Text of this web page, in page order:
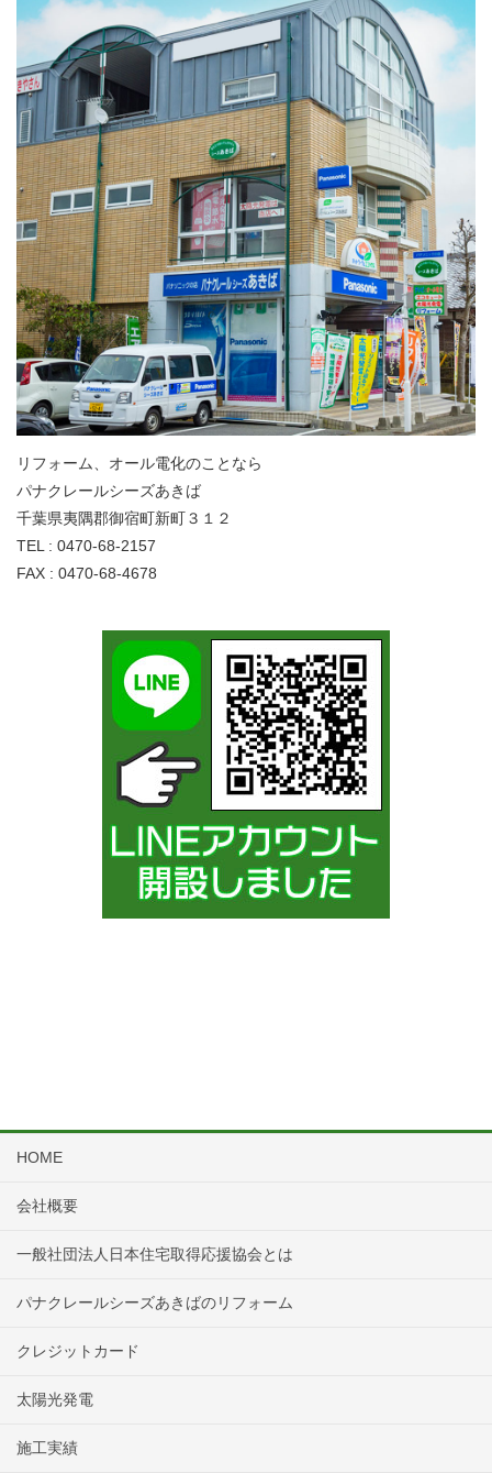
リフォーム、オール電化のことなら
パナクレールシーズあきば
千葉県夷隅郡御宿町新町３１２
TEL : 0470-68-2157
FAX : 0470-68-4678
HOME
会社概要
一般社団法人日本住宅取得応援協会とは
パナクレールシーズあきばのリフォーム
クレジットカード
太陽光発電
施工実績